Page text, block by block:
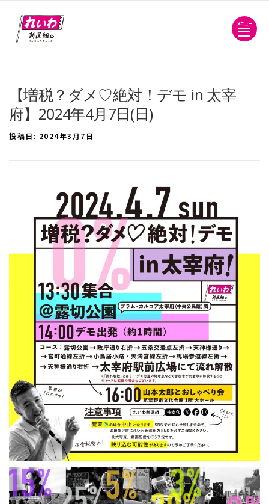
メニュー
【増税？ダメ♡絶対！デモ in 太宰
府】2024年4月7日(日)
投稿日: 2024年3月7日